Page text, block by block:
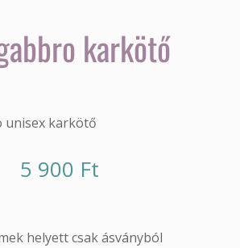
karkötő
unisex karkötő
5 900 Ft
helyett csak ásványból